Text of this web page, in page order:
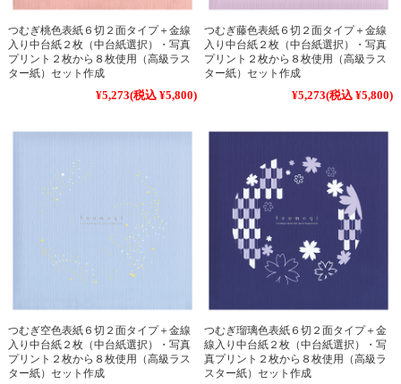
つむぎ桃色表紙６切２面タイプ＋金線
入り中台紙２枚（中台紙選択）・写真
プリント２枚から８枚使用（高級ラス
ター紙）セット作成
¥5,273(税込 ¥5,800)
つむぎ藤色表紙６切２面タイプ＋金線
入り中台紙２枚（中台紙選択）・写真
プリント２枚から８枚使用（高級ラス
ター紙）セット作成
¥5,273(税込 ¥5,800)
つむぎ空色表紙６切２面タイプ＋金線
入り中台紙２枚（中台紙選択）・写真
プリント２枚から８枚使用（高級ラス
ター紙）セット作成
つむぎ瑠璃色表紙６切２面タイプ＋金
線入り中台紙２枚（中台紙選択）・写
真プリント２枚から８枚使用（高級ラ
スター紙）セット作成